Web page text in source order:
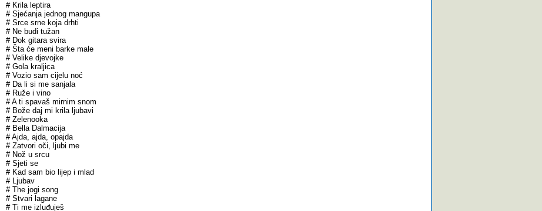
# Krila leptira
# Sjećanja jednog mangupa
# Srce srne koja drhti
# Ne budi tužan
# Dok gitara svira
# Šta će meni barke male
# Velike djevojke
# Gola kraljica
# Vozio sam cijelu noć
# Da li si me sanjala
# Ruže i vino
# A ti spavaš mirnim snom
# Bože daj mi krila ljubavi
# Zelenooka
# Bella Dalmacija
# Ajda, ajda, opajda
# Zatvori oči, ljubi me
# Nož u srcu
# Sjeti se
# Kad sam bio lijep i mlad
# Ljubav
# The jogi song
# Stvari lagane
# Ti me izluđuješ